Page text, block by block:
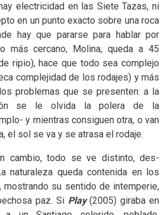
electricidad en las Siete Tazas, ni
en un punto exacto sobre una roca
hay que pararse para hablar por
más cercano, Molina, queda a 45
ripio), hace que todo sea complejo
complejidad de los rodajes) y más
problemas que se presenten: a la
se le olvida la polera de la
y mientras consiguen otra, o van
el sol se va y se atrasa el rodaje.
cambio, todo se ve distinto, des-
naturaleza queda contenida en los
mostrando su sentido de intemperie,
paz. Si Play (2005) giraba en